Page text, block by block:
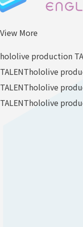
View More
hololive production
TALENThololive
TALENThololive
TALENThololive